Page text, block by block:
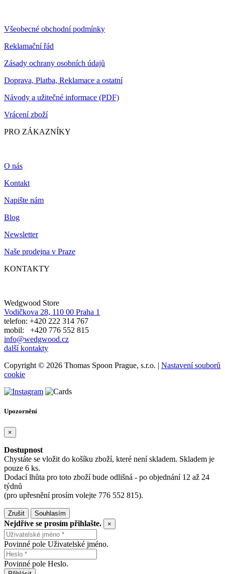
Všeobecné obchodní podmínky
Reklamační řád
Zásady ochrany osobních údajů
Doprava, Platba, Reklamace a ostatní
Návody a užitečné informace (PDF)
Vrácení zboží
PRO ZÁKAZNÍKY
O nás
Kontakt
Napište nám
Blog
Newsletter
Naše prodejna v Praze
KONTAKTY
Wedgwood Store
Vodičkova 28, 110 00 Praha 1
telefon: +420 222 314 767
mobil: +420 776 552 815
info@wedgwood.cz
další kontakty
Copyright © 2026 Thomas Spoon Prague, s.r.o. | Nastavení souborů
cookie
Upozornění
×
Dostupnost
Chystáte se vložit do košíku zboží, které není skladem. Skladem je
pouze 6 ks.
Dodací lhůta pro toto zboží bude odlišná - po objednání 12 až 24
týdnů
(pro upřesnění prosím volejte 776 552 815).
Zrušit Souhlasím
Nejdříve se prosím přihlašte. ×
Povinné pole Uživatelské jméno.
Povinné pole Heslo.